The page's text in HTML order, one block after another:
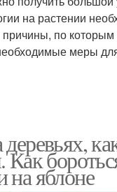
на растении
по которым
меры
Как
на яблоне